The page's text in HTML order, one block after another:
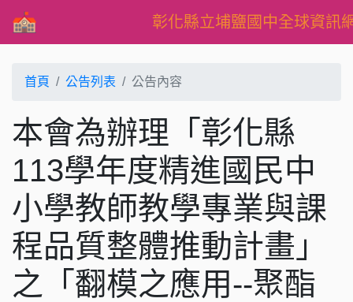
彰化縣立埔鹽國中全球資訊
首頁 公告列表 公告內容
本會為辦理「彰化縣
113學年度精進國民中
小學教師教學專業與課
程品質整體推動計畫」
之「翻模之應用--聚酯